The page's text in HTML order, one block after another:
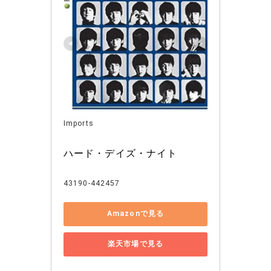
Imports
ハード・デイズ・ナイト
43190-442457
Amazonで見る
楽天市場で見る